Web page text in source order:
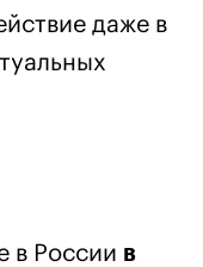
даже в
в России в